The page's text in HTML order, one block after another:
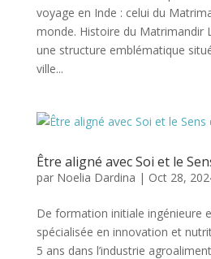
voyage en Inde : celui du
monde. Histoire du Matrimandir
une structure emblématique
ville...
Être aligné avec Soi et le
par Noelia Dardina | Oct 28,
De formation initiale ingénieure
spécialisée en innovation et
5 ans dans l’industrie